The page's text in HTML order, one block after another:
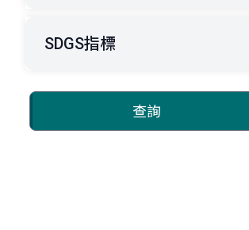
SDGS指標
查詢